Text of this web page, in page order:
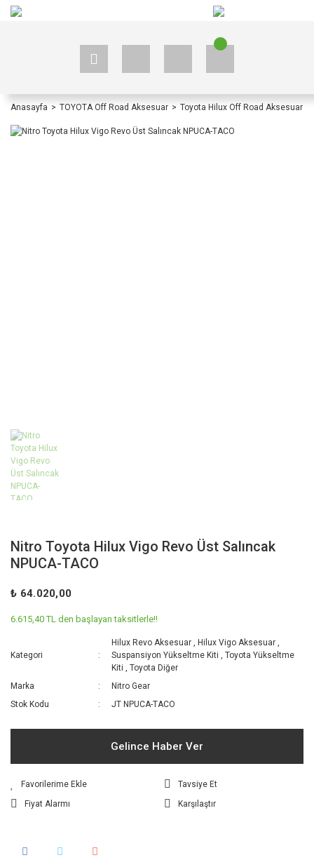
Anasayfa TOYOTA Off Road Aksesuar Toyota Hilux Off Road Aksesuar
Nitro Toyota Hilux Vigo Revo Üst Salıncak
NPUCA-TACO
₺ 64.020,00
6.615,40 TL den başlayan taksitlerle!!
Kategori
Hilux Revo Aksesuar ,Hilux Vigo Aksesuar
Suspansiyon Yükseltme Kiti
,Toyota Yükseltme
Kiti
,Toyota Diğer
Marka
Nitro Gear
Stok Kodu
JT NPUCA-TACO
Gelince Haber Ver
Tavsiye Et
Fiyat Alarmı
Karşılaştır